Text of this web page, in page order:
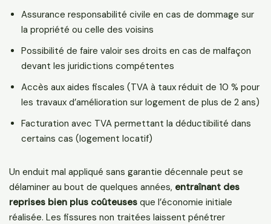
Assurance responsabilité civile en cas de dommage sur
la propriété ou celle des voisins
Possibilité de faire valoir ses droits en cas de malfaçon
devant les juridictions compétentes
Accès aux aides fiscales (TVA à taux réduit de 10 % pour
les travaux d’amélioration sur logement de plus de 2 ans)
Facturation avec TVA permettant la déductibilité dans
certains cas (logement locatif)
Un enduit mal appliqué sans garantie décennale peut se
délaminer au bout de quelques années, entraînant des
reprises bien plus coûteuses que l’économie initiale
réalisée. Les fissures non traitées laissent pénétrer